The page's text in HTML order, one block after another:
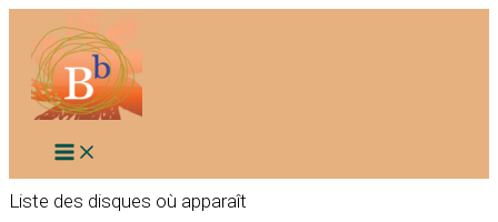
contenu
Liste des disques où apparaît